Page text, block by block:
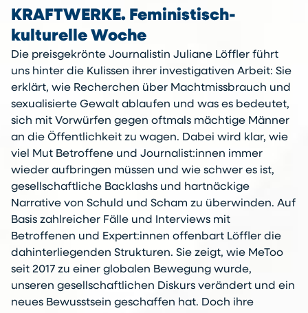
KRAFTWERKE. Feministisch-
kulturelle Woche
Die preisgekrönte Journalistin Juliane Löffler führt
uns hinter die Kulissen ihrer investigativen Arbeit: Sie
erklärt, wie Recherchen über Machtmissbrauch und
sexualisierte Gewalt ablaufen und was es bedeutet,
sich mit Vorwürfen gegen oftmals mächtige Männer
an die Öffentlichkeit zu wagen. Dabei wird klar, wie
viel Mut Betroffene und Journalist:innen immer
wieder aufbringen müssen und wie schwer es ist,
gesellschaftliche Backlashs und hartnäckige
Narrative von Schuld und Scham zu überwinden. Auf
Basis zahlreicher Fälle und Interviews mit
Betroffenen und Expert:innen offenbart Löffler die
dahinterliegenden Strukturen. Sie zeigt, wie MeToo
seit 2017 zu einer globalen Bewegung wurde,
unseren gesellschaftlichen Diskurs verändert und ein
neues Bewusstsein geschaffen hat. Doch ihre